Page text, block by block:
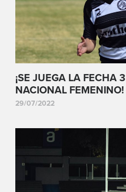
¡SE JUEGA LA FECHA
NACIONAL FEMENINO!
29/07/2022